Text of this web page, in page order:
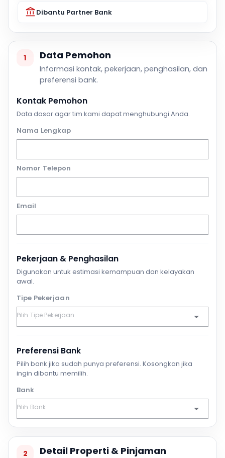
Dibantu Partner Bank
1 Data Pemohon
Informasi kontak, pekerjaan, penghasilan, dan
preferensi bank.
Kontak Pemohon
Data dasar agar tim kami dapat menghubungi Anda.
Nama Lengkap
Nomor Telepon
Email
Pekerjaan & Penghasilan
Digunakan untuk estimasi kemampuan dan kelayakan
awal.
Tipe Pekerjaan
Preferensi Bank
Pilih bank jika sudah punya preferensi. Kosongkan jika
ingin dibantu memilih.
Bank
2 Detail Properti & Pinjaman